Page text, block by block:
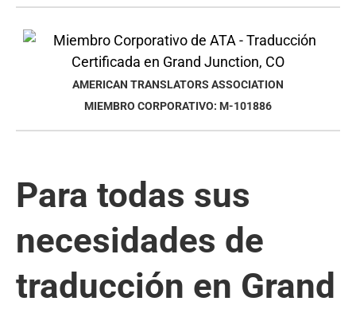
AMERICAN TRANSLATORS ASSOCIATION
MIEMBRO CORPORATIVO: M-101886
Para todas sus
necesidades de
traducción en Grand